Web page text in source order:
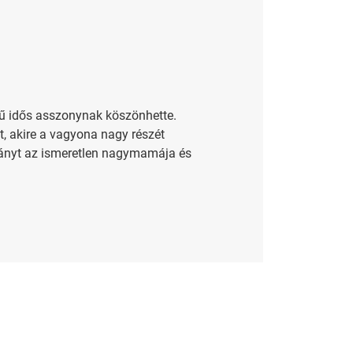
idős asszonynak köszönhette.
akire a vagyona nagy részét
az ismeretlen nagymamája és